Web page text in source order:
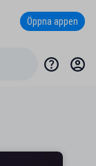
Öppna appen